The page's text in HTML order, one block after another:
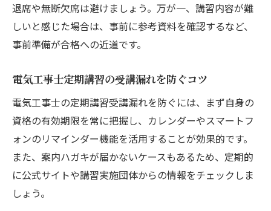
退席や無断欠席は避けましょう。万が一、講習内容が難
しいと感じた場合は、事前に参考資料を確認するなど、
事前準備が合格への近道です。
電気工事士定期講習の受講漏れを防ぐコツ
電気工事士の定期講習受講漏れを防ぐには、まず自身の
資格の有効期限を常に把握し、カレンダーやスマートフ
ォンのリマインダー機能を活用することが効果的です。
また、案内ハガキが届かないケースもあるため、定期的
に公式サイトや講習実施団体からの情報をチェックしま
しょう。